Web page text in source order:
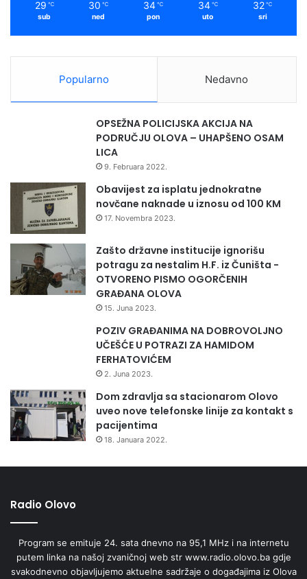
29 ℃
sub
30 ℃
ned
34 ℃
pon
34 ℃
uto
32 ℃
sri
Popularno Nedavno
OPSEŽNA POLICIJSKA AKCIJA NA
PODRUČJU OLOVA – UHAPŠENO OSAM
LICA
9. Februara 2022.
Obavijest za isplatu jednokratne
novčane naknade u iznosu od 100 KM
17. Novembra 2023.
Zašto državne institucije ignorišu
potragu za nestalim H.F. iz Čuništa -
OTVORENO PISMO OGORČENIH
GRAĐANA OLOVA
15. Juna 2023.
POZIV GRAĐANIMA NA DOBROVOLJNO
UČEŠĆE U POTRAZI ZA HAMIDOM
FERHATOVIĆEM
2. Juna 2023.
Dom zdravlja sa stacionarom Olovo
uveo nove telefonske linije za kontakt s
pacijentima
18. Januara 2022.
Radio Olovo
Program se emituje 24. sata dnevno na 95,1 MHz i na internetu
putem linka na našoj zvaničnoj web str www.radio.olovo.ba gdje
svakodnevno objavljujemo aktuelne sadržaje o događajima iz Olova